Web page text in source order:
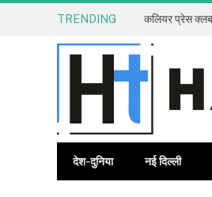
TRENDING
देश-दुनिया नई दिल्ली